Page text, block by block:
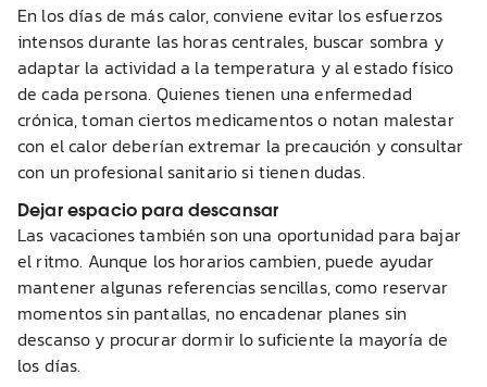
En los días de más calor, conviene evitar los esfuerzos
intensos durante las horas centrales, buscar sombra y
adaptar la actividad a la temperatura y al estado físico
de cada persona. Quienes tienen una enfermedad
crónica, toman ciertos medicamentos o notan malestar
con el calor deberían extremar la precaución y consultar
con un profesional sanitario si tienen dudas.
Dejar espacio para descansar
Las vacaciones también son una oportunidad para bajar
el ritmo. Aunque los horarios cambien, puede ayudar
mantener algunas referencias sencillas, como reservar
momentos sin pantallas, no encadenar planes sin
descanso y procurar dormir lo suficiente la mayoría de
los días.